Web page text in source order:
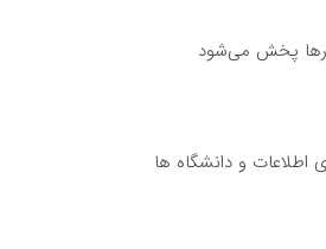
پخش می‌شود
اطلاعات و دانشگاه ها